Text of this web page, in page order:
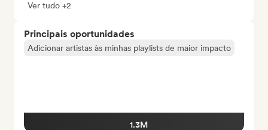
Ver tudo +2
Principais oportunidades
Adicionar artistas às minhas playlists de maior impacto
1.3M